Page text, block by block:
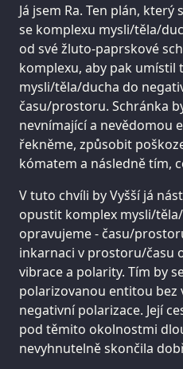
Já jsem Ra. Ten plán,
se komplexu mysli/těla/
od své žluto-paprskové
komplexu, aby pak umístil
mysli/těla/ducha do
času/prostoru. Schránka
nevnímající a nevědomou
řekněme, způsobit
kómatem a následně tím,
V tuto chvíli by Vyšší já
opustit komplex mysli/
opravujeme - času/
inkarnaci v prostoru/času
vibrace a polarity. Tím by
polarizovanou entitou bez
negativní polarizace. Její
pod těmito okolnostmi
nevyhnutelně skončila